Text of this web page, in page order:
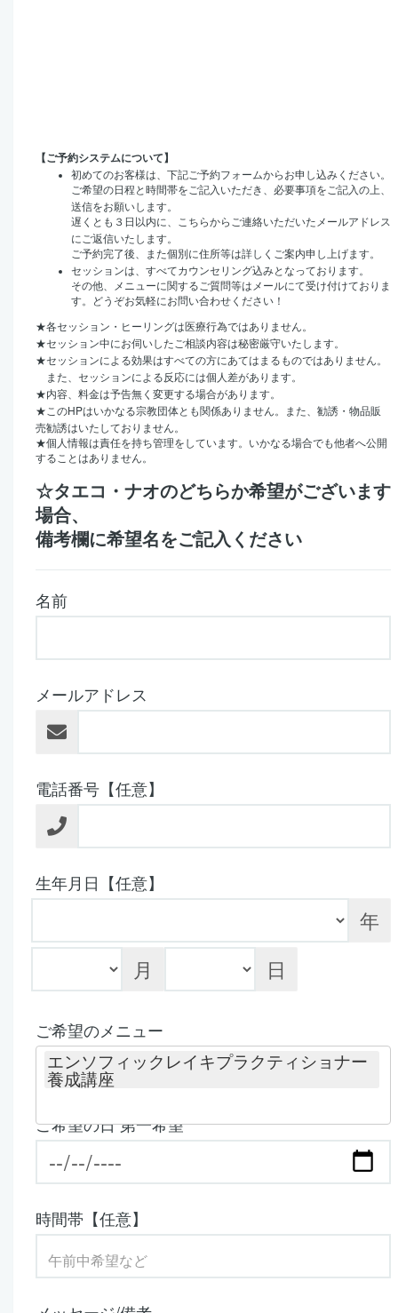
【ご予約システムについて】
初めてのお客様は、下記ご予約フォームからお申し込みください。
ご希望の日程と時間帯をご記入いただき、必要事項をご記入の上、
送信をお願いします。
遅くとも３日以内に、こちらからご連絡いただいたメールアドレス
にご返信いたします。
ご予約完了後、また個別に住所等は詳しくご案内申し上げます。
セッションは、すべてカウンセリング込みとなっております。
その他、メニューに関するご質問等はメールにて受け付けておりま
す。どうぞお気軽にお問い合わせください！
★各セッション・ヒーリングは医療行為ではありません。
★セッション中にお伺いしたご相談内容は秘密厳守いたします。
★セッションによる効果はすべての方にあてはまるものではありません。
また、セッションによる反応には個人差があります。
★内容、料金は予告無く変更する場合があります。
★このHPはいかなる宗教団体とも関係ありません。また、勧誘・物品販
売勧誘はいたしておりません。
★個人情報は責任を持ち管理をしています。いかなる場合でも他者へ公開
することはありません。
☆タエコ・ナオのどちらか希望がございます
場合、
備考欄に希望名をご記入ください
名前
メールアドレス
電話番号【任意】
生年月日【任意】
年
月
日
ご希望のメニュー
エンソフィックレイキプラクティショナー
養成講座
ご希望の日 第一希望
時間帯【任意】